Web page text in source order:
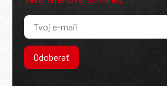
Odoberať